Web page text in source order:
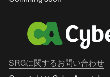
SRGに関するお問い合わせ